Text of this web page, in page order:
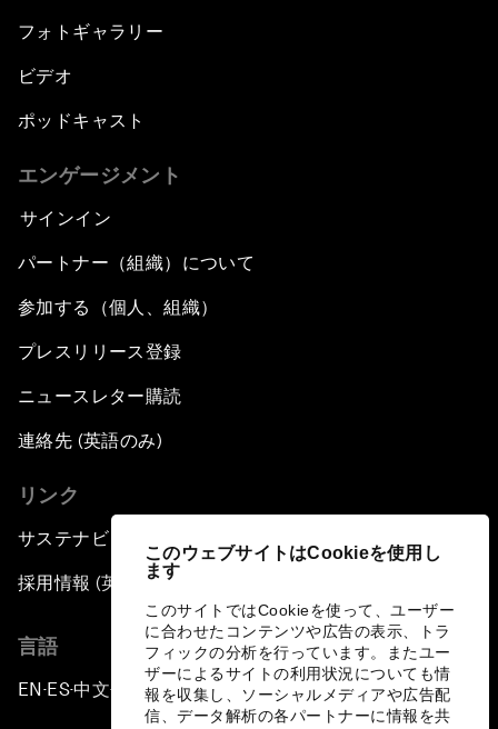
このウェブサイトはCookieを使用し
ます
このサイトではCookieを使って、ユーザー
に合わせたコンテンツや広告の表示、トラ
フィックの分析を行っています。またユー
ザーによるサイトの利用状況についても情
報を収集し、ソーシャルメディアや広告配
信、データ解析の各パートナーに情報を共
フォトギャラリー
ビデオ
ポッドキャスト
エンゲージメント
サインイン
パートナー（組織）について
参加する（個人、組織）
プレスリリース登録
ニュースレター購読
連絡先 (英語のみ)
リンク
サステナビリティへの取り組み
採用情報 (英語のみ)
言語
EN ▪ES▪中文▪ 日本語